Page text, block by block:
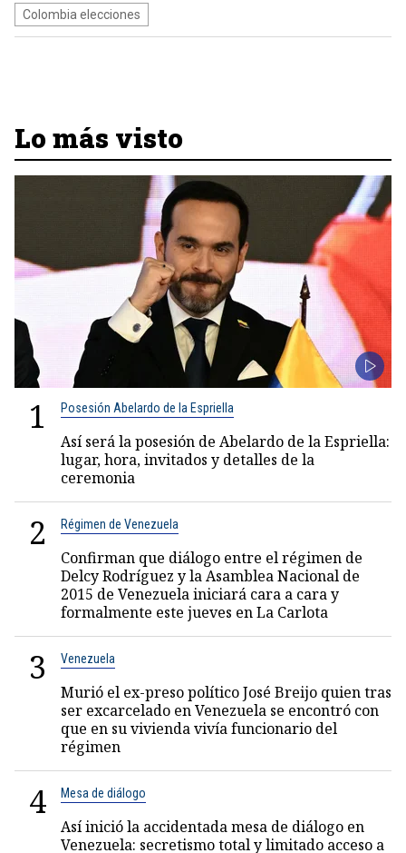
Colombia elecciones
Lo más visto
1 Posesión Abelardo de la Espriella
Así será la posesión de Abelardo de la Espriella:
lugar, hora, invitados y detalles de la
ceremonia
2 Régimen de Venezuela
Confirman que diálogo entre el régimen de
Delcy Rodríguez y la Asamblea Nacional de
2015 de Venezuela iniciará cara a cara y
formalmente este jueves en La Carlota
3 Venezuela
Murió el ex-preso político José Breijo quien tras
ser excarcelado en Venezuela se encontró con
que en su vivienda vivía funcionario del
régimen
4 Mesa de diálogo
Así inició la accidentada mesa de diálogo en
Venezuela: secretismo total y limitado acceso a